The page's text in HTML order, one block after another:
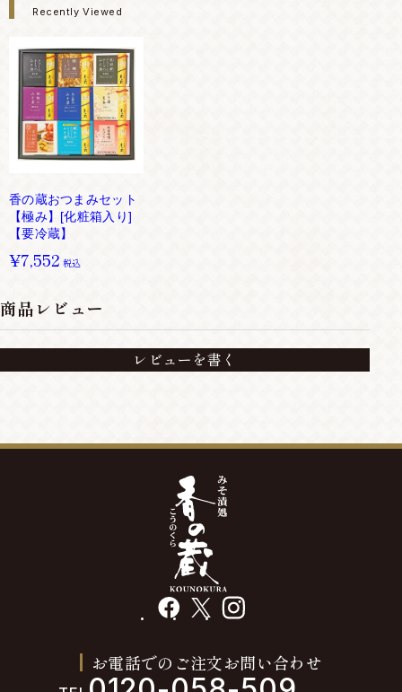
Recently Viewed
香の蔵おつまみセット
【極み】[化粧箱入り]
【要冷蔵】
¥7,552 税込
商品レビュー
レビューを書く
facebook instagram
お電話でのご注文お問い合わせ